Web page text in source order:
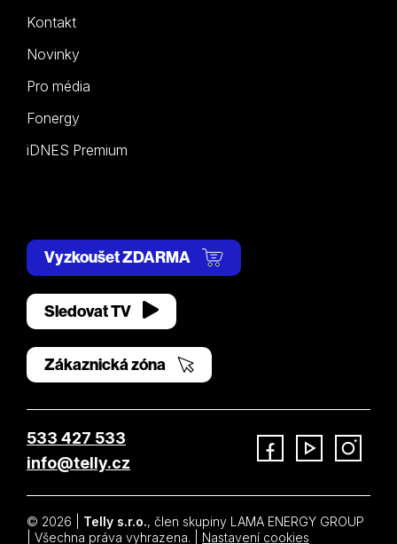
Kontakt
Novinky
Pro média
Fonergy
iDNES Premium
Vyzkoušet ZDARMA
Sledovat TV
Zákaznická zóna
533 427 533
info@telly.cz
© 2026 | Telly s.r.o., člen skupiny LAMA ENERGY GROUP
| Všechna práva vyhrazena. | Nastavení cookies